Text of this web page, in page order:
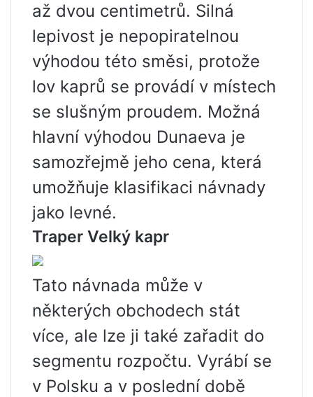
až dvou centimetrů. Silná
lepivost je nepopiratelnou
výhodou této směsi, protože
lov kaprů se provádí v místech
se slušným proudem. Možná
hlavní výhodou Dunaeva je
samozřejmě jeho cena, která
umožňuje klasifikaci návnady
jako levné.
Traper Velký kapr
Tato návnada může v
některých obchodech stát
více, ale lze ji také zařadit do
segmentu rozpočtu. Vyrábí se
v Polsku a v poslední době